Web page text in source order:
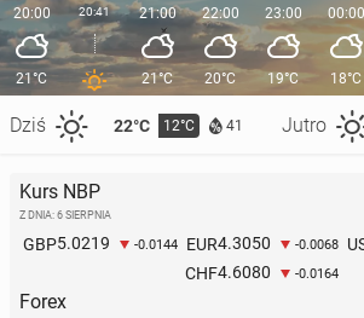
20:00
21°C
Dziś 22°C 12°C 41 Jutro
20:41 21:00
21°C
22:00
20°C
23:00
19°C
00:00
18°C
Kurs NBP
Z DNIA: 6 SIERPNIA
GBP5.0219 -0.0144 EUR4.3050 -0.0068
CHF4.6080 -0.0164
Forex